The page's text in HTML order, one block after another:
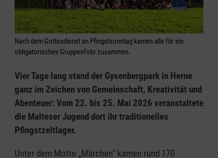
Nach dem Gottesdienst an Pfingstsonntag kamen alle für ein
obligatorisches Gruppenfoto zusammen.
Vier Tage lang stand der Gysenbergpark in Herne
ganz im Zeichen von Gemeinschaft, Kreativität und
Abenteuer: Vom 22. bis 25. Mai 2026 veranstaltete
die Malteser Jugend dort ihr traditionelles
Pfingstzeltlager.
Unter dem Motto „Märchen“ kamen rund 170